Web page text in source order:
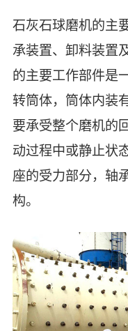
石灰石球磨机的主
承装置、卸料装置
的主要工作部件是
转筒体，筒体内装
要承受整个磨机的
动过程中或静止状
座的受力部分，轴
构。